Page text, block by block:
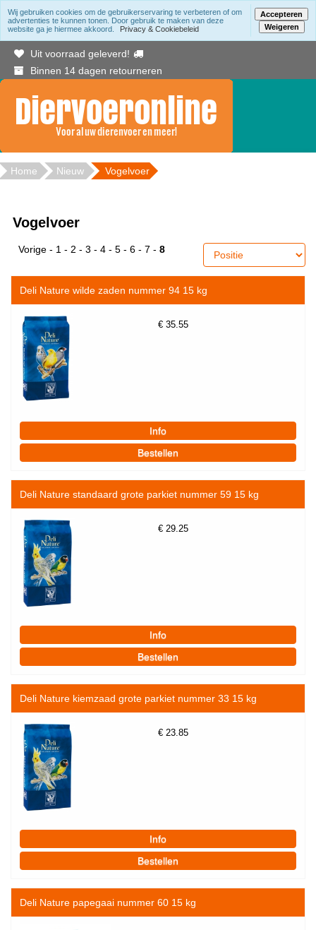
Gratis bezorging binnen Berkelland vanaf 20.00
Uit voorraad geleverd!
Binnen 14 dagen retourneren
Home Nieuw Vogelvoer
Vogelvoer
Vorige - 1 - 2 - 3 - 4 - 5 - 6 - 7 - 8
Deli Nature wilde zaden nummer 94 15 kg
€ 35.55
Deli Nature standaard grote parkiet nummer 59 15 kg
€ 29.25
Deli Nature kiemzaad grote parkiet nummer 33 15 kg
€ 23.85
Deli Nature papegaai nummer 60 15 kg
Wij gebruiken cookies om de gebruikerservaring te verbeteren of om
advertenties te kunnen tonen. Door gebruik te maken van deze
website ga je hiermee akkoord.
Privacy & Cookiebeleid
Accepteren
Weigeren